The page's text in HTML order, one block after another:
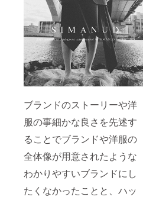
ブランドのストーリーや洋
服の事細かな良さを先述す
ることでブランドや洋服の
全体像が用意されたような
わかりやすいブランドにし
たくなかったことと、ハッ